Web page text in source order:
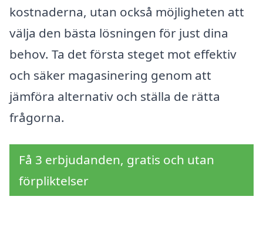
kostnaderna, utan också möjligheten att
välja den bästa lösningen för just dina
behov. Ta det första steget mot effektiv
och säker magasinering genom att
jämföra alternativ och ställa de rätta
frågorna.
Få 3 erbjudanden, gratis och utan
förpliktelser